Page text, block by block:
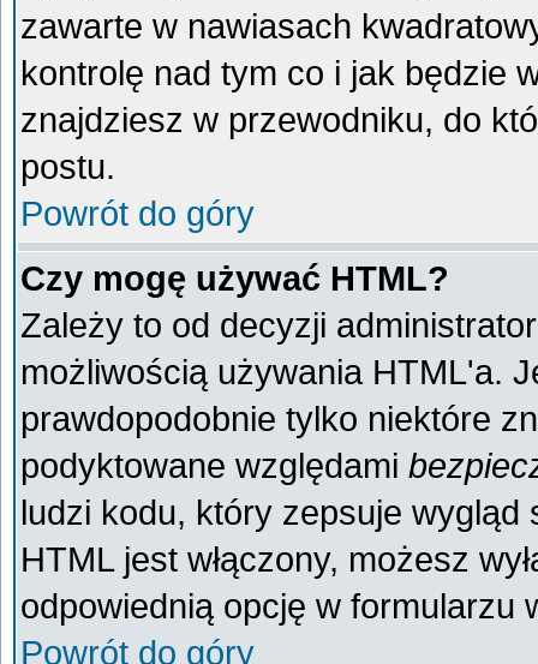
zawarte w nawiasach
kontrolę nad tym co i jak będzie
znajdziesz w przewodniku, do
postu.
Powrót do góry
Czy mogę używać HTML?
Zależy to od decyzji
możliwością używania HTML'a.
prawdopodobnie tylko niektóre
podyktowane względami
ludzi kodu, który zepsuje wygląd
HTML jest włączony, możesz
odpowiednią opcję w formularzu
Powrót do góry